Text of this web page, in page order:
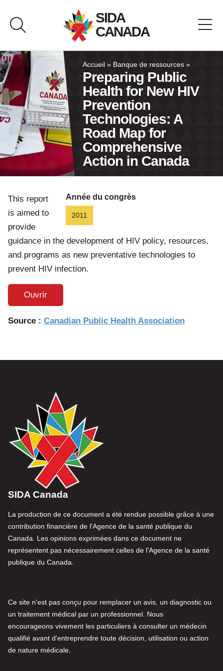
contenu
SIDA
CANADA
À propos de SIDA Canada
Banque de ressources
Pavillon du Canada
Nous joindre
Accueil » Banque de ressources »
Preparing Public
Health for New HIV
Prevention
Technologies: A
Road Map for
Comprehensive
Action in Canada
Année du congrès
2011
This report
is aimed to
provide
guidance in the development of HIV policy, resources,
and programs as new preventative technologies to
prevent HIV infection.
Ouvrir
Source : Canadian Public Health Association
SIDA Canada
La production de ce document a été rendue possible grâce à une
contribution financière de l'Agence de la santé publique du
Canada. Les opinions exprimées dans ce document ne
représentent pas nécessairement celles de l'Agence de la santé
publique du Canada.
Ce site n'est pas conçu pour remplacer un avis, un diagnostic ou
un traitement médical par un professionnel. Nous
encourageons vivement les particuliers à consulter un médecin
qualifié avant d'entreprendre toute décision, utilisation ou action
de nature médicale.